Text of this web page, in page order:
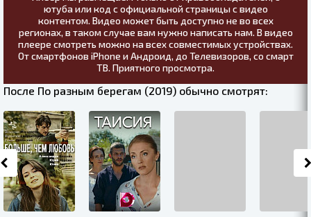
ютуба или код с официальной страницы с видео
контентом. Видео может быть доступно не во всех
регионах, в таком случае вам нужно написать нам. В видео
плеере смотреть можно на всех совместимых устройствах.
От смартфонов iPhone и Андроид, до Телевизоров, со смарт
ТВ. Приятного просмотра.
После По разным берегам (2019) обычно смотрят: